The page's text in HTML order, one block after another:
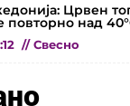
Црвен
повторно над
// Свесно